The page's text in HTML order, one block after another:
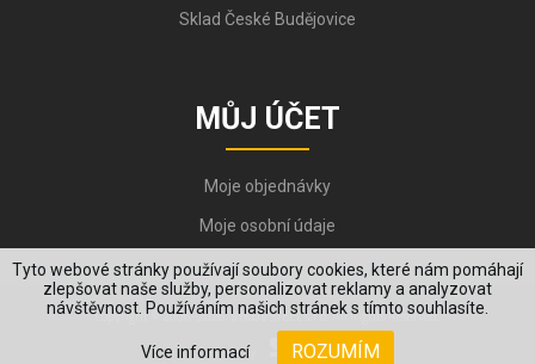
Tyto webové stránky používají soubory cookies, které nám pomáhají
zlepšovat naše služby, personalizovat reklamy a analyzovat
návštěvnost. Používáním našich stránek s tímto souhlasíte.
Více informací ROZUMÍM
Sklad České Budějovice
MŮJ ÚČET
Moje objednávky
Moje osobní údaje
Copyright © 2006-2026, VYKOV STEEL s.r.o. All Rights Reserved.
Created by